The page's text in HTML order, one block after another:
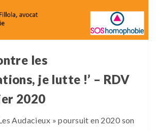
les
je lutte !’ – RDV
2020
Audacieux » poursuit en 2020 son